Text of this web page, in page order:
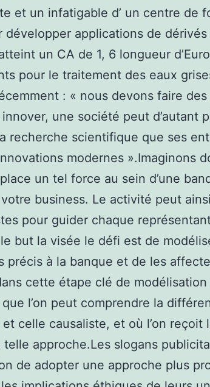
et un infatigable d’ un centre de
développer applications de dérivés
un CA de 1, 6 longueur
pour le traitement des eaux
: « nous devons faire
une société peut d’autant
recherche scientifique que ses
modernes ».Imaginons
un tel force au sein d’une
votre business. Le activité peut
pour guider chaque
but la visée le défi est de
précis à la banque et de les
cette étape clé de modélisation
l’on peut comprendre la
et celle causaliste, et où l’on reçoit
approche.Les slogans
de adopter une approche plus